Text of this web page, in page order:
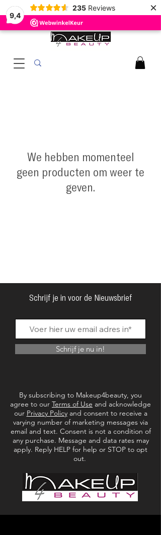
9,4
235 Reviews ×
We hebben momenteel
geen producten om weer te
geven.
Schrijf je in voor de Nieuwsbrief
Schrijf je nu in!
By subscribing to Makeup4beauty, you
agree to our Terms of Use and acknowledge
our Privacy Policyand consent to receive a
varying number of marketing messages via
email and text. Consent is not a condition of
any purchase. Message and data rates may
apply. Reply HELP for help or STOP to opt
out.